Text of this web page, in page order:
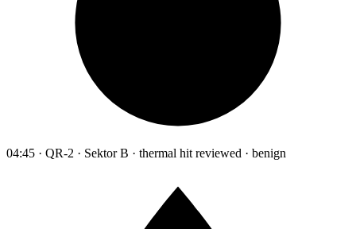
04:45 · QR-2 · Sektor B · thermal hit reviewed · benign